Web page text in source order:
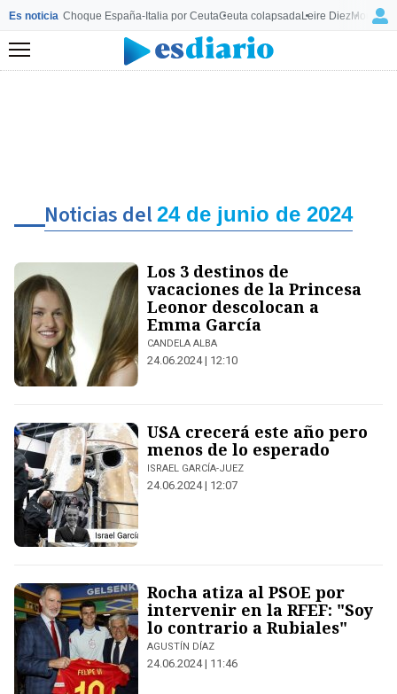
Es noticia Choque España-Italia por CeutaCeuta colapsadaLeire Diez
Menú
Noticias del24 de junio de 2024
Los 3 destinos de
vacaciones de la Princesa
Leonor descolocan a
Emma García
CANDELA ALBA
24.06.2024 | 12:10
USA crecerá este año pero
menos de lo esperado
ISRAEL GARCÍA-JUEZ
24.06.2024 | 12:07
Rocha atiza al PSOE por
intervenir en la RFEF: "Soy
lo contrario a Rubiales"
AGUSTÍN DÍAZ
24.06.2024 | 11:46